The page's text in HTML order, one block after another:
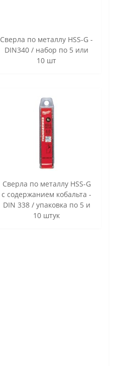
Сверла по металлу HSS-G -
DIN340 / набор по 5 или
10 шт
Сверла по металлу HSS-G
с содержанием кобальта -
DIN 338 / упаковка по 5 и
10 штук